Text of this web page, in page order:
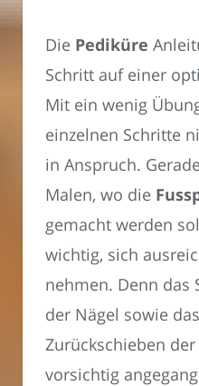
Die Pediküre
Schritt auf einer
Mit ein wenig
einzelnen Schritte
in Anspruch.
Malen, wo die
gemacht werden
wichtig, sich
nehmen. Denn das
der Nägel sowie
Zurückschieben
vorsichtig